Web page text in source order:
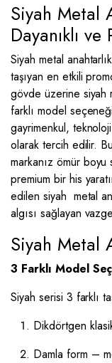
Siyah Metal
Dayanıklı
Siyah metal
taşıyan en etkili
gövde üzerine siyah
farklı model
gayrimenkul,
olarak tercih edilir.
markanız ömür boyu
premium bir his
edilen siyah metal
algısı sağlayan
Siyah Metal
3 Farklı Model
Siyah serisi 3 farklı
Dikdörtgen
Damla form –